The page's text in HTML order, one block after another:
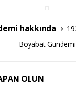
hakkında
Boyabat Gündemi
OLUN